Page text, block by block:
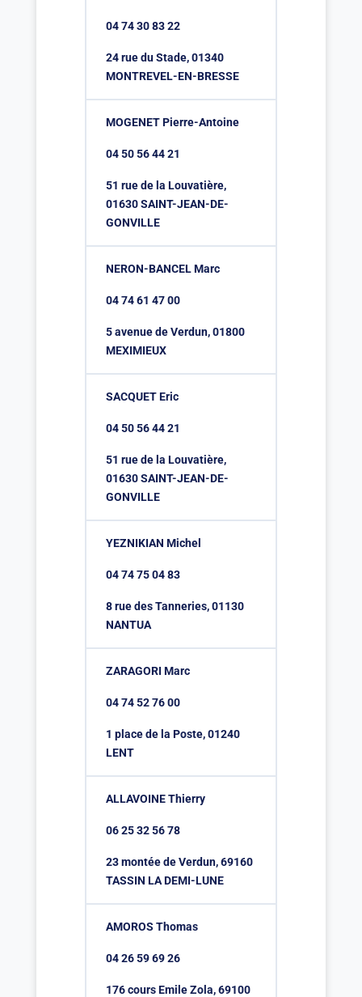
04 74 30 83 22
24 rue du Stade, 01340
MONTREVEL-EN-BRESSE
MOGENET Pierre-Antoine
04 50 56 44 21
51 rue de la Louvatière,
01630 SAINT-JEAN-DE-
GONVILLE
NERON-BANCEL Marc
04 74 61 47 00
5 avenue de Verdun, 01800
MEXIMIEUX
SACQUET Eric
04 50 56 44 21
51 rue de la Louvatière,
01630 SAINT-JEAN-DE-
GONVILLE
YEZNIKIAN Michel
04 74 75 04 83
8 rue des Tanneries, 01130
NANTUA
ZARAGORI Marc
04 74 52 76 00
1 place de la Poste, 01240
LENT
ALLAVOINE Thierry
06 25 32 56 78
23 montée de Verdun, 69160
TASSIN LA DEMI-LUNE
AMOROS Thomas
04 26 59 69 26
176 cours Emile Zola, 69100